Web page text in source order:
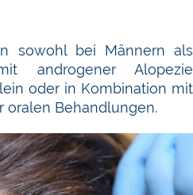
sowohl bei Männern als
androgener Alopezie
oder in Kombination mit
oralen Behandlungen.